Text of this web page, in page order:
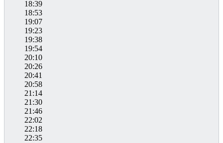
18:39
18:53
19:07
19:23
19:38
19:54
20:10
20:26
20:41
20:58
21:14
21:30
21:46
22:02
22:18
22:35